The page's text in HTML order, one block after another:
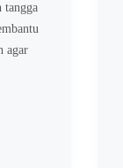
tangga
agar